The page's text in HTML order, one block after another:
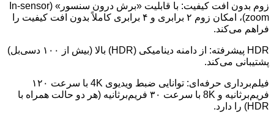
زوم بدون افت کیفیت: با قابلیت «برش درون سنسور» (In-sensor
zoom)، امکان زوم ۲ برابری و ۴ برابری کاملاً بدون افت کیفیت را
فراهم می‌کند.
HDR پیشرفته: از دامنه دینامیکی (HDR) بالا (بیش از ۱۰۰ دسی‌بل)
پشتیبانی می‌کند.
فیلم‌برداری حرفه‌ای: توانایی ضبط ویدیوی 4K با سرعت ۱۲۰
فریم‌بر‌ثانیه و 8K با سرعت ۳۰ فریم‌بر‌ثانیه (هر دو حالت همراه با
HDR) را دارد.